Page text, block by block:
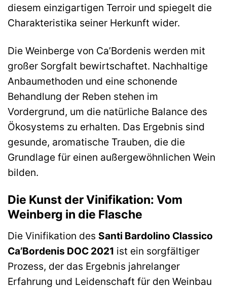
diesem einzigartigen Terroir und spiegelt die
Charakteristika seiner Herkunft wider.
Die Weinberge von Ca’Bordenis werden mit
großer Sorgfalt bewirtschaftet. Nachhaltige
Anbaumethoden und eine schonende
Behandlung der Reben stehen im
Vordergrund, um die natürliche Balance des
Ökosystems zu erhalten. Das Ergebnis sind
gesunde, aromatische Trauben, die die
Grundlage für einen außergewöhnlichen Wein
bilden.
Die Kunst der Vinifikation: Vom
Weinberg in die Flasche
Die Vinifikation des Santi Bardolino Classico
Ca’Bordenis DOC 2021 ist ein sorgfältiger
Prozess, der das Ergebnis jahrelanger
Erfahrung und Leidenschaft für den Weinbau